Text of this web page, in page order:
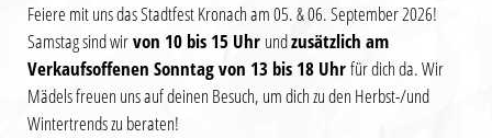
Feiere mit uns das Stadtfest Kronach am 05. & 06. September 2026!
Samstag sind wirvon 10 bis 15 Uhr undzusätzlich am
Verkaufsoffenen Sonntag von 13 bis 18 Uhrfür dich da. Wir
Mädels freuen uns auf deinen Besuch, um dich zu den Herbst-/und
Wintertrends zu beraten!